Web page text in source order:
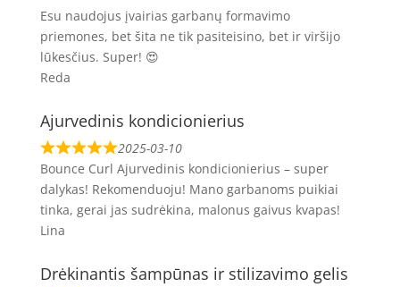
Esu naudojus įvairias garbanų formavimo
priemones, bet šita ne tik pasiteisino, bet ir viršijo
lūkesčius. Super! 😍
Reda
Ajurvedinis kondicionierius
2025-03-10
Bounce Curl Ajurvedinis kondicionierius – super
dalykas! Rekomenduoju! Mano garbanoms puikiai
tinka, gerai jas sudrėkina, malonus gaivus kvapas!
Lina
Drėkinantis šampūnas ir stilizavimo gelis